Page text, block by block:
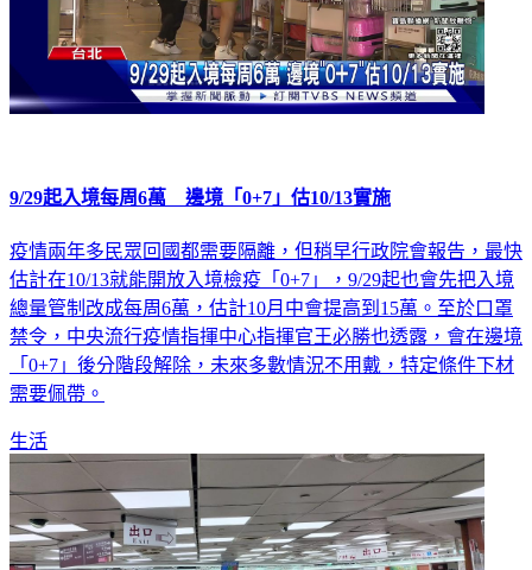
9/29起入境每周6萬 邊境「0+7」估10/13實施
疫情兩年多民眾回國都需要隔離，但稍早行政院會報告，最快
估計在10/13就能開放入境檢疫「0+7」，9/29起也會先把入境
總量管制改成每周6萬，估計10月中會提高到15萬。至於口罩
禁令，中央流行疫情指揮中心指揮官王必勝也透露，會在邊境
「0+7」後分階段解除，未來多數情況不用戴，特定條件下材
需要佩帶。
生活